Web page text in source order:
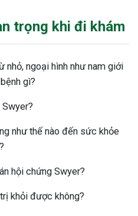
trọng khi đi khám
nhỏ, ngoại hình như nam giới
gì?
như thế nào đến sức khỏe
hội chứng Swyer?
khỏi được không?